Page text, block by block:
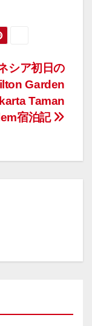
シア初日の
Garden
Taman
宿泊記